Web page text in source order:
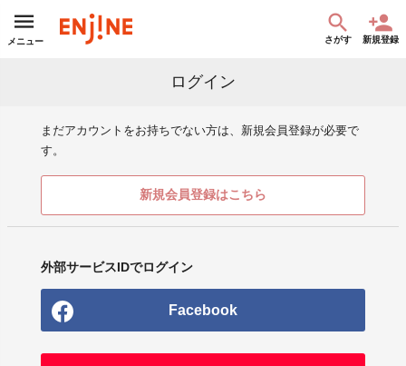
メニュー さがす 新規登録
ログイン
まだアカウントをお持ちでない方は、新規会員登録が必要で
す。
新規会員登録はこちら
外部サービスIDでログイン
Facebook